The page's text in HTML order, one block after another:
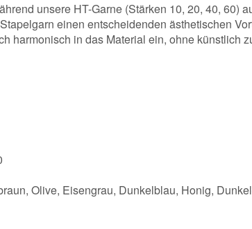
unsere HT-Garne (Stärken 10, 20, 40, 60)
einen entscheidenden ästhetischen
harmonisch in das Material ein, ohne künstlich
Olive, Eisengrau, Dunkelblau, Honig,